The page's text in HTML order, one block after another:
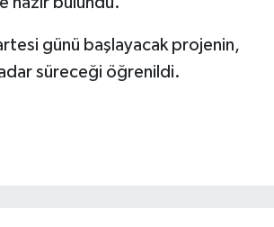
günü başlayacak projenin,
süreceği öğrenildi.